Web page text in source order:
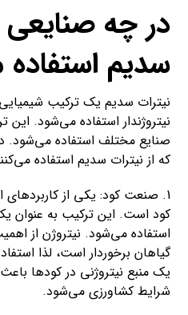
در چه صنایعی
سدیم
نیترات سدیم یک ترکیب
نیتروژندار استفاده می‌شود.
صنایع مختلف استفاده می‌شود.
که از نیترات سدیم استفاده
1. صنعت کود: یکی از
کود است. این ترکیب به عنوان
استفاده می‌شود. نیتروژن از
گیاهان برخوردار است، لذا
یک منبع نیتروژنی در کودها
شرایط کشاورزی می‌شود.